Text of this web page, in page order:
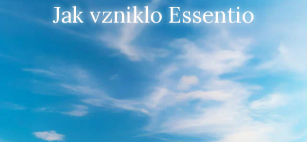
Jak vzniklo Essentio